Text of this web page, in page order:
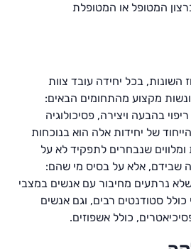
המטופל או המטופלת
בכל יחידה עובד צוות
מקצוע מהתחומים הבאים:
בהבעה ויצירה, פסיכולוגיה
של יחידות אלה הוא בנוכחות
שנבחרים לתפקיד לא על
שבידם, אלא על בסיס מי שהם:
שלא נרתעים מחיבור עם אנשים במצבי
כולל סטודנטים רבים, וגם אנשים
כולל אשפוזים.